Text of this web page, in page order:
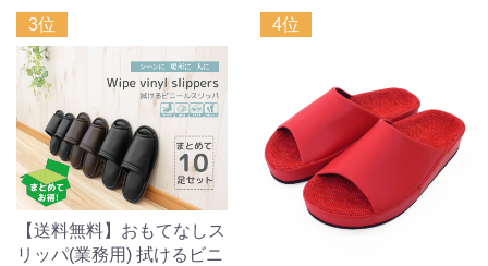
3位
【送料無料】おもてなしス
リッパ(業務用) 拭けるビニ
4位